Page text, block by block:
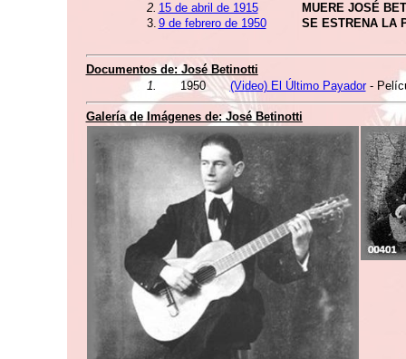
2. 15 de abril de 1915
MUERE JOSÉ
3. 9 de febrero de 1950 SE ESTRENA LA
Documentos de:José Betinotti
1.
1950 (Video) El Último Payador-
Galería de Imágenes de:José Betinotti